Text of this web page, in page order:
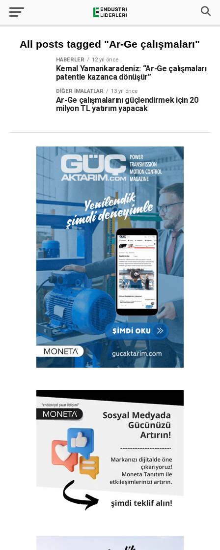
All posts tagged "Ar-Ge çalışmaları"
HABERLER 12 yıl önce
Kemal Yamankaradeniz: “Ar-Ge çalışmaları
patentle kazanca dönüşür”
DIĞER İMALATLAR 13 yıl önce
Ar-Ge çalışmalarını güçlendirmek için 20
milyon TL yatırım yapacak